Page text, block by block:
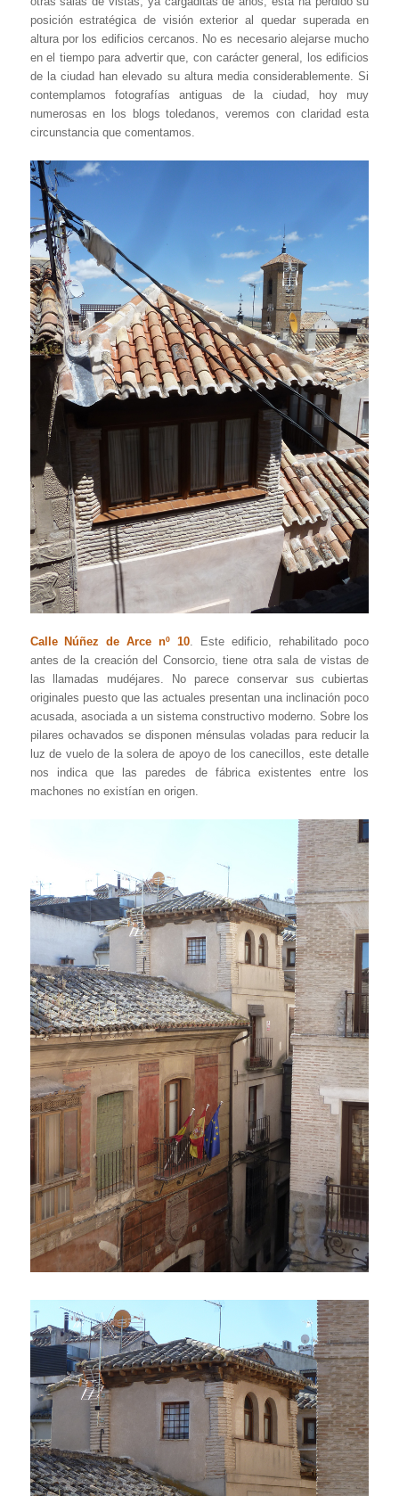
posición estratégica de visión exterior al quedar superada en
altura por los edificios cercanos. No es necesario alejarse mucho
en el tiempo para advertir que, con carácter general, los edificios
de la ciudad han elevado su altura media considerablemente. Si
contemplamos fotografías antiguas de la ciudad, hoy muy
numerosas en los blogs toledanos, veremos con claridad esta
circunstancia que comentamos.
Calle Núñez de Arce nº 10. Este edificio, rehabilitado poco
antes de la creación del Consorcio, tiene otra sala de vistas de
las llamadas mudéjares. No parece conservar sus cubiertas
originales puesto que las actuales presentan una inclinación poco
acusada, asociada a un sistema constructivo moderno. Sobre los
pilares ochavados se disponen ménsulas voladas para reducir la
luz de vuelo de la solera de apoyo de los canecillos, este detalle
nos indica que las paredes de fábrica existentes entre los
machones no existían en origen.